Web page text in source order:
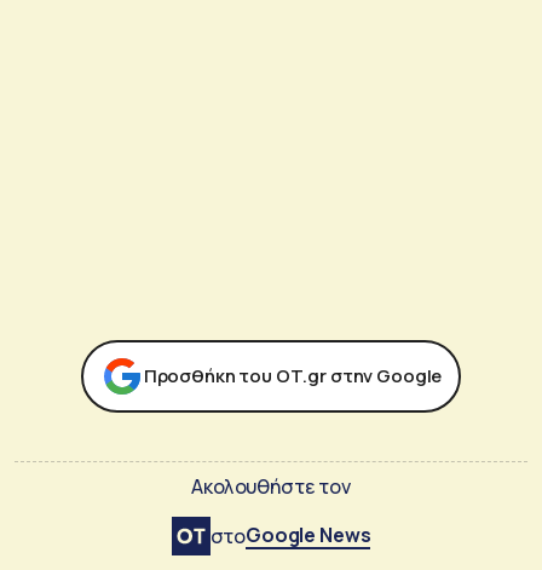
Προσθήκη του ΟΤ.gr στην Google
Ακολουθήστε τον
στοGoogle News